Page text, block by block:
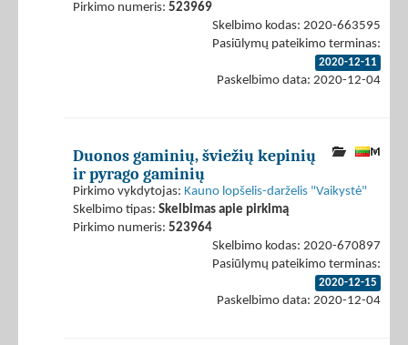
Pirkimo numeris: 523969
Skelbimo kodas: 2020-663595
Pasiūlymų pateikimo terminas:
2020-12-11
Paskelbimo data: 2020-12-04
Duonos gaminių, šviežių kepinių
ir pyrago gaminių
Pirkimo vykdytojas: Kauno lopšelis-darželis "Vaikystė"
Skelbimo tipas: Skelbimas apie pirkimą
Pirkimo numeris: 523964
Skelbimo kodas: 2020-670897
Pasiūlymų pateikimo terminas:
2020-12-15
Paskelbimo data: 2020-12-04